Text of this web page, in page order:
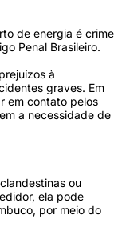
de energia é crime
Penal Brasileiro.
à
graves. Em
em contato pelos
a necessidade de
ou
ela pode
por meio do